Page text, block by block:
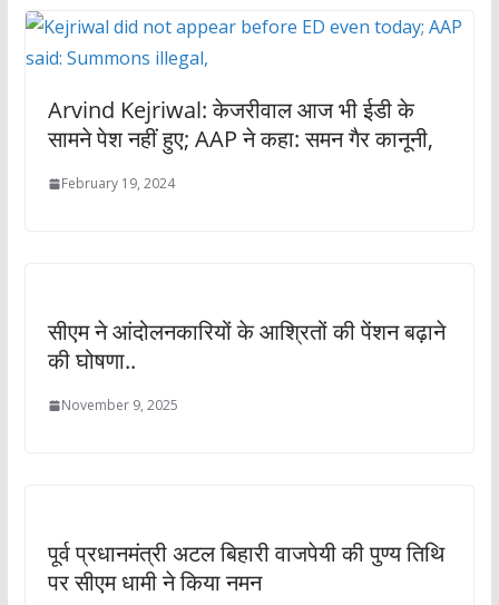
Arvind Kejriwal: केजरीवाल आज भी ईडी के
सामने पेश नहीं हुए; AAP ने कहा: समन गैर कानूनी,
February 19, 2024
सीएम ने आंदोलनकारियों के आश्रितों की पेंशन बढ़ाने
की घोषणा..
November 9, 2025
पूर्व प्रधानमंत्री अटल बिहारी वाजपेयी की पुण्य तिथि
पर सीएम धामी ने किया नमन